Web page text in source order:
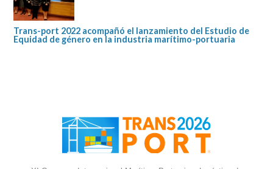
Trans-port 2022 acompañó el lanzamiento del Estudio de
Equidad de género en la industria marítimo-portuaria